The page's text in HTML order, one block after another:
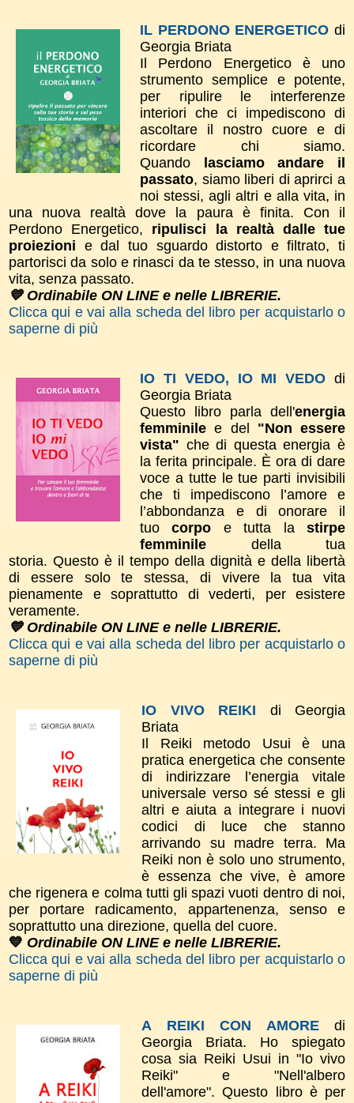
IL PERDONO ENERGETICO di
Georgia Briata
Il Perdono Energetico è uno
strumento semplice e potente,
per ripulire le interferenze
interiori che ci impediscono di
ascoltare il nostro cuore e di
ricordare chi siamo.
Quando
lasciamo andare il
passato, siamo liberi di aprirci a
noi stessi, agli altri e alla vita, in
una nuova realtà dove la paura è finita. ​Con il
Perdono Energetico, ripulisci la realtà dalle tue
proiezioni e dal tuo sguardo distorto e filtrato, ti
partorisci da solo e rinasci da te stesso, in una nuova
vita, senza passato.
💙 Ordinabile ON LINE e nelle LIBRERIE.
Clicca qui e vai alla scheda del libro per acquistarlo o
saperne di più
IO TI VEDO, IO MI VEDO di
Georgia Briata
Questo libro parla dell'energia
femminilee del "Non essere
vista" che di questa energia è
la ferita principale. È ora di dare
voce a tutte le tue parti invisibili
che ti impediscono l’amore e
l’abbondanza e di onorare il
tuocorpo e tutta lastirpe
femminile della tua
storia. Questo è il tempo della dignità e della libertà
di essere solo te stessa, di vivere la tua vita
pienamente e soprattutto di vederti, per esistere
veramente.
💙 Ordinabile ON LINE e nelle LIBRERIE.
Clicca qui e vai alla scheda del libro per acquistarlo o
saperne di più
IO VIVO REIKI di Georgia
Briata
Il Reiki metodo Usui è una
pratica energetica che consente
di indirizzare l’energia vitale
universale verso sé stessi e gli
altri e aiuta a integrare i nuovi
codici di luce che stanno
arrivando su madre terra. Ma
Reiki non è solo uno strumento,
è essenza che vive, è amore
che rigenera e colma tutti gli spazi vuoti dentro di noi,
per portare radicamento, appartenenza, senso e
soprattutto una direzione, quella del cuore.
💙 Ordinabile ON LINE e nelle LIBRERIE.
Clicca qui e vai alla scheda del libro per acquistarlo o
saperne di più
A REIKI CON AMOREdi
Georgia Briata. Ho spiegato
cosa sia Reiki Usui in "Io vivo
Reiki" e "Nell'albero
dell'amore".​Questo libro è per